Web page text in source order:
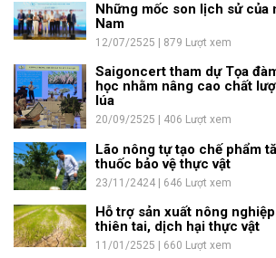
Những mốc son lịch sử của
Nam
12/07/2525 | 879 Lượt xem
Saigoncert tham dự Tọa
học nhằm nâng cao chất
lúa
20/09/2525 | 406 Lượt xem
Lão nông tự tạo chế phẩm
thuốc bảo vệ thực vật
23/11/2424 | 646 Lượt xem
Hỗ trợ sản xuất nông
thiên tai, dịch hại thực vật
11/01/2525 | 660 Lượt xem